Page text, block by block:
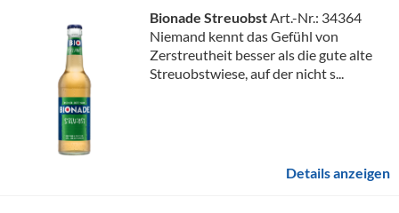
Bionade StreuobstArt.-Nr.: 34364
Niemand kennt das Gefühl von
Zerstreutheit besser als die gute alte
Streuobstwiese, auf der nicht s...
Details anzeigen